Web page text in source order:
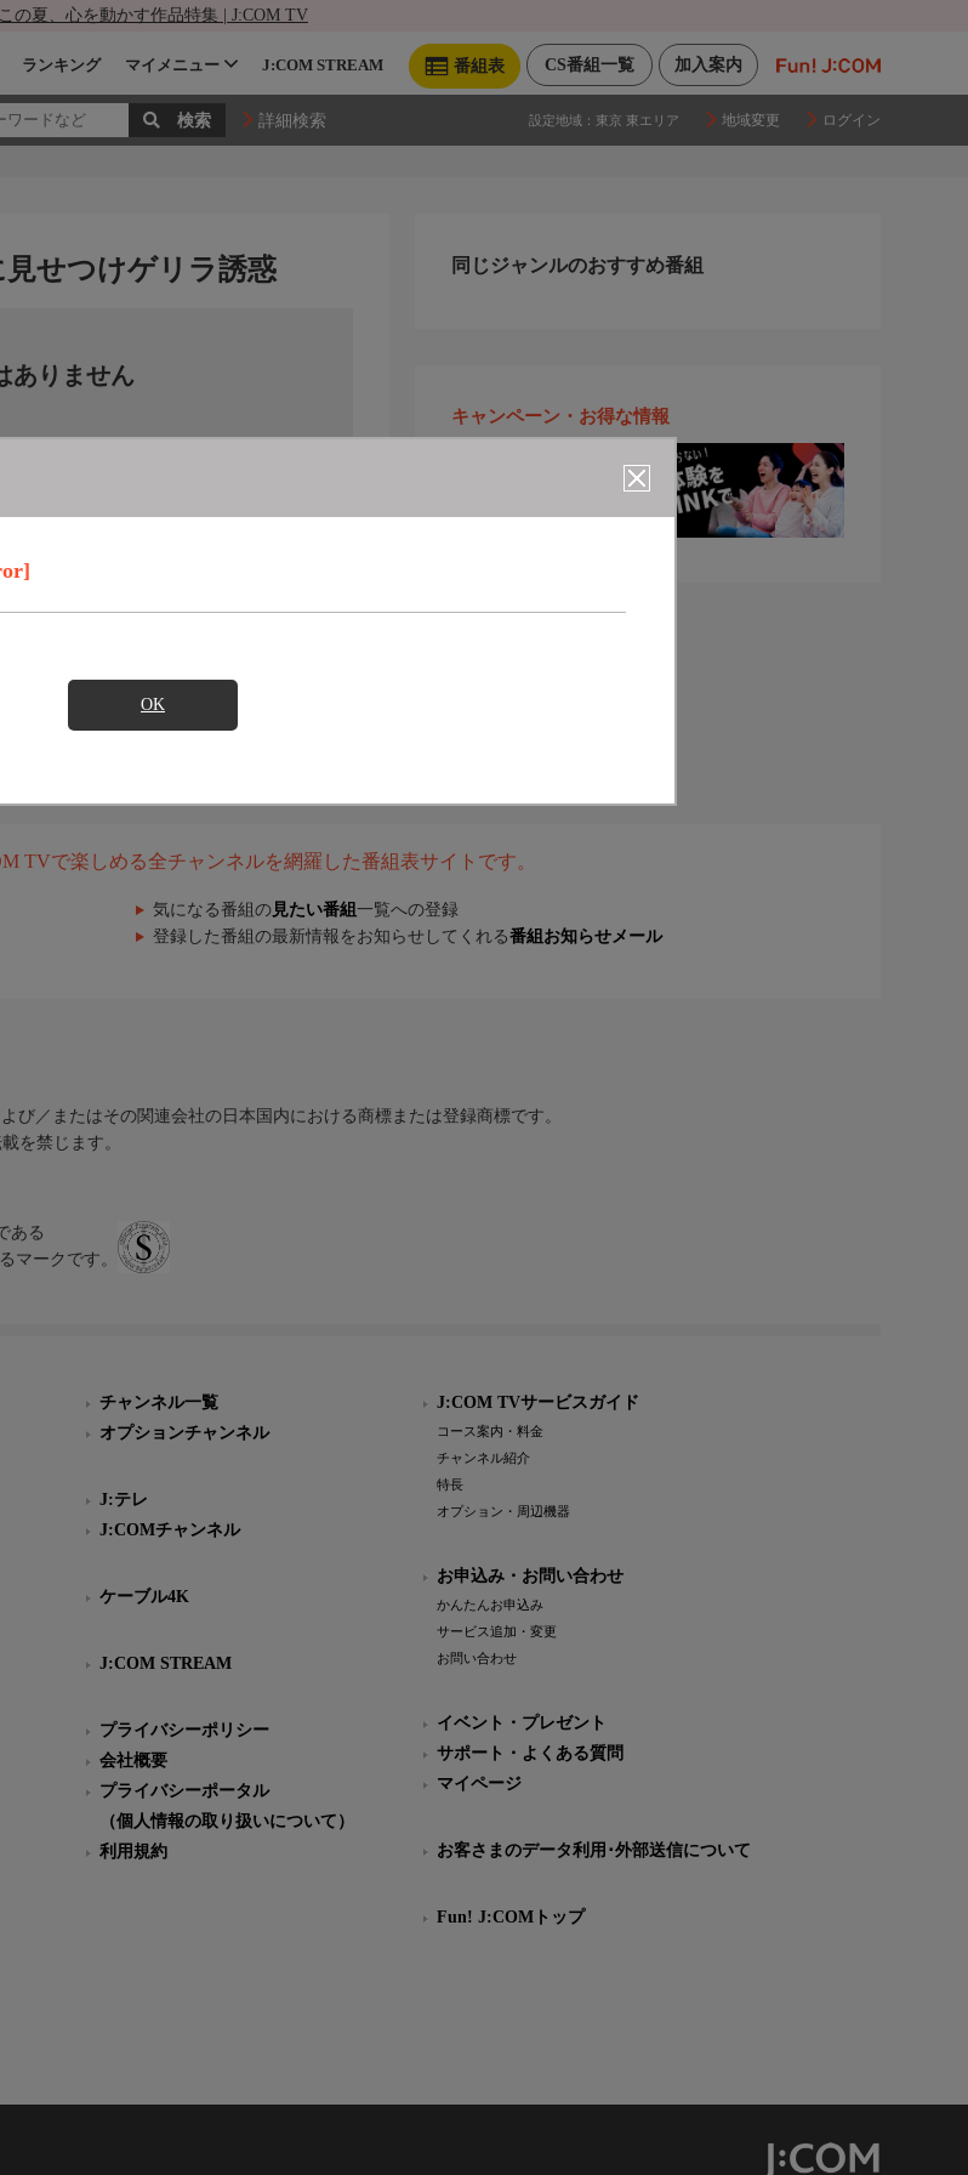
この夏、心を動かす作品特集 | J:COM TV
加入案内
CS番組一覧
番組表
ランキング マイメニュー J:COM STREAM
詳細検索 設定地域： 東京 東エリア 地域変更 ログイン
OK
せつけゲリラ誘惑
ありません
同じジャンルのおすすめ番組
キャンペーン・お得な情報
TVで楽しめる全チャンネルを網羅した番組表サイトです。
気になる番組の 見たい番組 一覧への登録
登録した番組の最新情報をお知らせしてくれる番組お知らせメール
び／またはその関連会社の日本国内における商標または登録商標です。
を禁じます。
ある
マークです。
チャンネル一覧
オプションチャンネル
J:テレ
J:COMチャンネル
ケーブル4K
J:COM STREAM
プライバシーポリシー
会社概要
プライバシーポータル
（個人情報の取り扱いについて）
利用規約
J:COM TVサービスガイド
コース案内・料金
チャンネル紹介
特長
オプション・周辺機器
お申込み・お問い合わせ
かんたんお申込み
サービス追加・変更
お問い合わせ
イベント・プレゼント
サポート・よくある質問
マイページ
お客さまのデータ利用･外部送信について
Fun! J:COMトップ